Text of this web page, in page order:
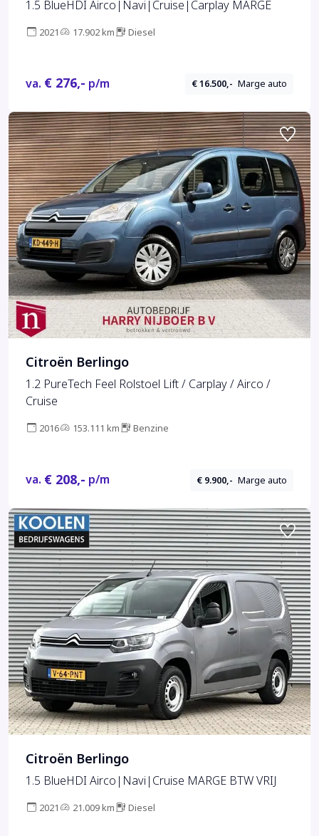
1.5 BlueHDI Airco|Navi|Cruise|Carplay MARGE
2021 17.902 km Diesel
va. € 276,- p/m € 16.500,- Marge auto
Citroën Berlingo
1.2 PureTech Feel Rolstoel Lift / Carplay / Airco /
Cruise
2016 153.111 km Benzine
va. € 208,- p/m € 9.900,- Marge auto
Citroën Berlingo
1.5 BlueHDI Airco|Navi|Cruise MARGE BTW VRIJ
2021 21.009 km Diesel